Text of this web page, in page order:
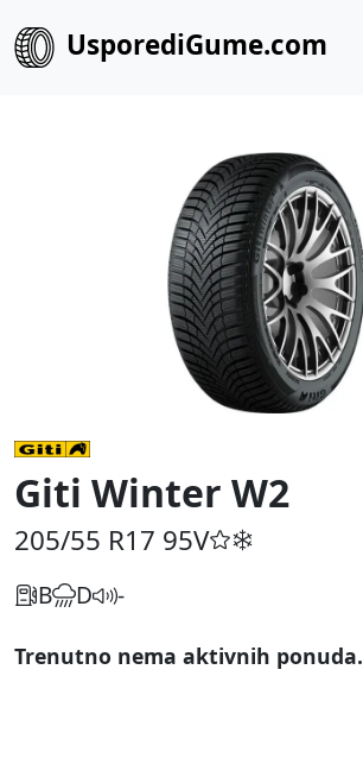
UsporediGume.com
Giti Winter W2
205/55 R17 95V
B D -
Trenutno nema aktivnih ponuda.